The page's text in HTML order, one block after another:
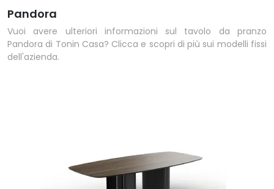
Pandora
Vuoi avere ulteriori informazioni sul tavolo da pranzo
Pandora di Tonin Casa? Clicca e scopri di più sui modelli fissi
dell'azienda.